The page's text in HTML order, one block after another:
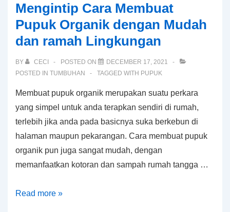
Mengintip Cara Membuat
Pupuk Organik dengan Mudah
dan ramah Lingkungan
BY CECI POSTED ON
DECEMBER 17, 2021
POSTED IN TUMBUHAN TAGGED WITH PUPUK
Membuat pupuk organik merupakan suatu perkara
yang simpel untuk anda terapkan sendiri di rumah,
terlebih jika anda pada basicnya suka berkebun di
halaman maupun pekarangan. Cara membuat pupuk
organik pun juga sangat mudah, dengan
memanfaatkan kotoran dan sampah rumah tangga …
Mengintip
Read more »